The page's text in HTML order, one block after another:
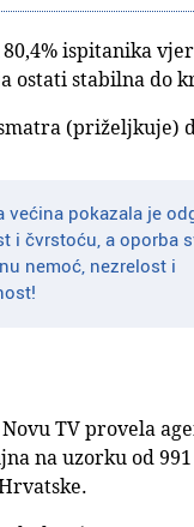
ispitanika
ostati stabilna do
(priželjkuje)
većina pokazala je
i čvrstoću, a oporba
nemoć, nezrelost i
TV provela
na uzorku od